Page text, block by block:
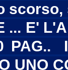
... E'
UNO